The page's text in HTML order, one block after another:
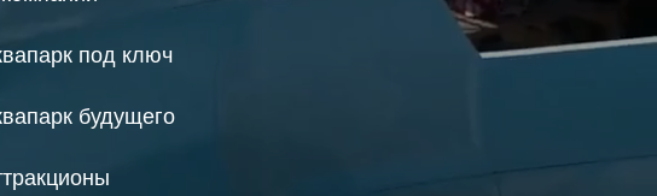
под ключ
будущего